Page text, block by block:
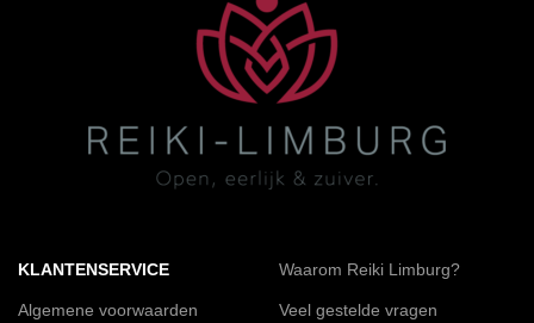
KLANTENSERVICE
Algemene voorwaarden
Waarom Reiki Limburg?
Veel gestelde vragen